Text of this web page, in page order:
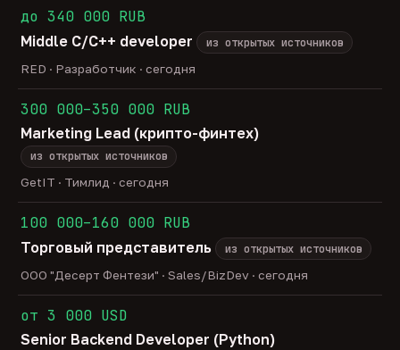
до 340 000 RUB
Middle C/C++ developer
из открытых источников
RED · Разработчик · сегодня
300 000–350 000 RUB
Marketing Lead (крипто-финтех)
из открытых источников
GetIT · Тимлид · сегодня
100 000–160 000 RUB
Торговый представитель
из открытых источников
ООО "Десерт Фентези" · Sales/BizDev · сегодня
от 3 000 USD
Senior Backend Developer (Python)